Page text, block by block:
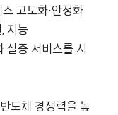
고도화∙안정화
지능
증 서비스를 시
도체 경쟁력을 높